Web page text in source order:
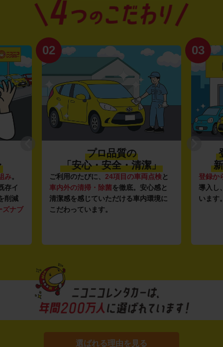
み。
存イ
削減
ズナブ
02
プロ品質の
「安心・安全・清潔」
ご利用のたびに、 24項目の車両点検と
車内外の清掃・除菌を徹底。安心感と
清潔感を感じていただける車内環境に
こだわっています。
03
登録か
導入し
います
選ばれる理由を見る